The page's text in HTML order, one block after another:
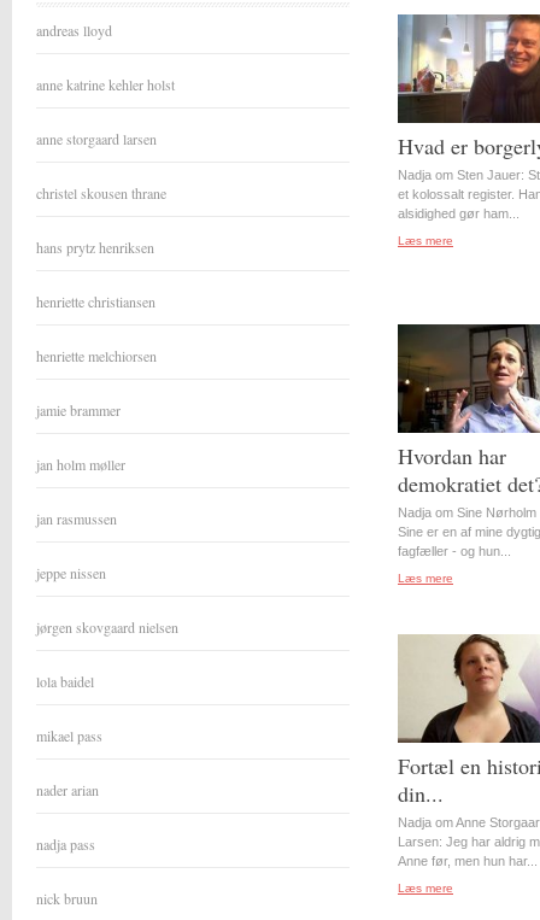
andreas lloyd
anne katrine kehler holst
anne storgaard larsen
christel skousen thrane
hans prytz henriksen
henriette christiansen
henriette melchiorsen
jamie brammer
jan holm møller
jan rasmussen
jeppe nissen
jørgen skovgaard nielsen
lola baidel
mikael pass
nader arian
nadja pass
nick bruun
Hvad er
Nadja om Sten Jauer:
et kolossalt register.
alsidighed gør ham...
Læs mere
Hvordan har
demokratiet
Nadja om Sine
Sine er en af mine
fagfæller - og hun...
Læs mere
Fortæl en
din...
Nadja om Anne
Larsen: Jeg har aldrig
Anne før, men hun har...
Læs mere